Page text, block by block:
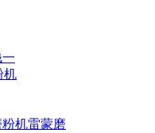
机
机雷蒙磨